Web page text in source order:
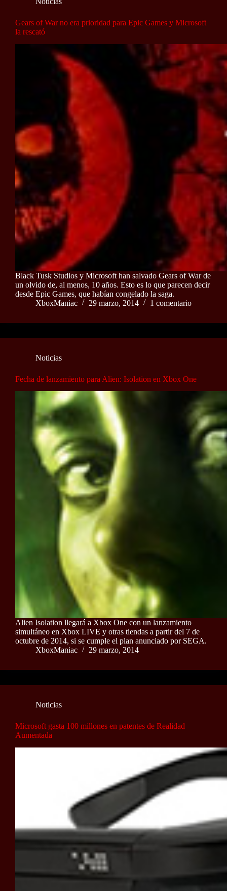
Gears of War no era prioridad para Epic Games y Microsoft
la rescató
Black Tusk Studios y Microsoft han salvado Gears of War de
un olvido de, al menos, 10 años. Esto es lo que parecen decir
desde Epic Games, que habían congelado la saga.
XboxManiac
29 marzo, 2014 1 comentario
Noticias
Fecha de lanzamiento para Alien: Isolation en Xbox One
Alien Isolation llegará a Xbox One con un lanzamiento
simultáneo en Xbox LIVE y otras tiendas a partir del 7 de
octubre de 2014, si se cumple el plan anunciado por SEGA.
XboxManiac
29 marzo, 2014
Noticias
Microsoft gasta 100 millones en patentes de Realidad
Aumentada